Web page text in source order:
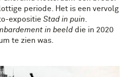
periode. Het is een vervolg
expositie Stad in puin
in beeld die in 2020
te zien was.